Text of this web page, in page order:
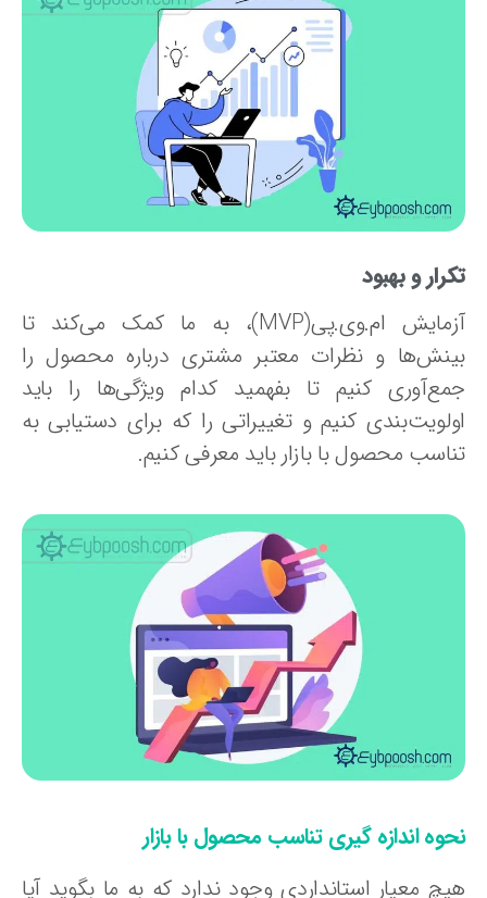
و بهبود
آزمایش ام.وی.پی(MVP)، به ما کمک می‌کند تا
و نظرات معتبر مشتری درباره محصول را
کنیم تا بفهمید کدام ویژگی‌ها را باید
کنیم و تغییراتی را که برای دستیابی به
محصول با بازار باید معرفی کنیم.
اندازه گیری تناسب محصول با بازار
معیار استانداردی وجود ندارد که به ما بگوید آیا